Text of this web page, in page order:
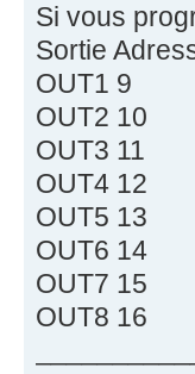
Si vous
Sortie
OUT1 9
OUT2 10
OUT3 11
OUT4 12
OUT5 13
OUT6 14
OUT7 15
OUT8 16